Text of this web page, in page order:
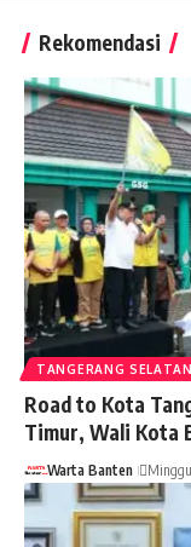
Rekomendasi
TANGERANG SELATAN
Road to Kota
Timur, Wali Kota
Warta Banten